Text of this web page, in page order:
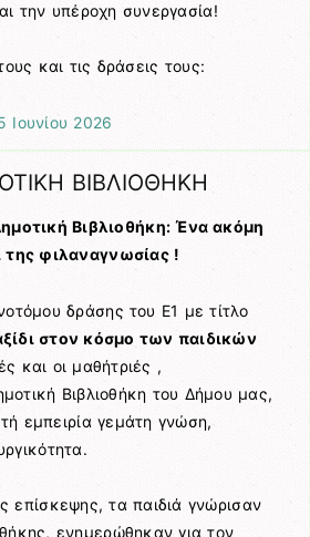
την υπέροχη συνεργασία!
και τις δράσεις τους:
Ιουνίου 2026
ΒΙΒΛΙΟΘΗΚΗ
Βιβλιοθήκη: Ένα ακόμη
της φιλαναγνωσίας !
δράσης του Ε1 με τίτλο
στον κόσμο των παιδικών
και οι μαθήτριές ,
Βιβλιοθήκη του Δήμου μας,
εμπειρία γεμάτη γνώση,
επίσκεψης, τα παιδιά γνώρισαν
ενημερώθηκαν για τον